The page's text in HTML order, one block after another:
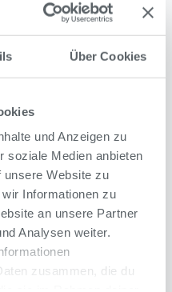
Über Cookies
und Anzeigen zu
soziale Medien anbieten
unsere Website zu
Informationen zu
an unsere Partner
Analysen weiter.
zusammen, die du
und Keramik
Messer, Waffen jeglicher